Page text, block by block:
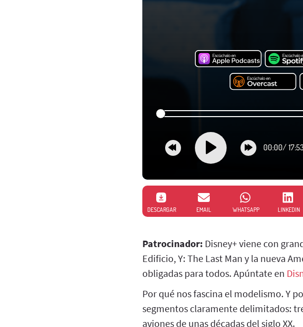
00:00/
DESCARGAR EMAIL WHATSAPP LINKEDIN
Patrocinador: Disney+ viene con
Edificio, Y: The Last Man y la nueva
obligadas para todos. Apúntate en
Por qué nos fascina el modelismo. Y
segmentos claramente delimitados:
aviones de unas décadas del siglo XX.